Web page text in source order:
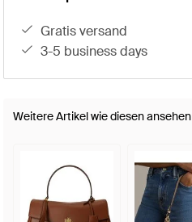
gratis versand
3-5 business days
Weitere Artikel wie diesen ansehen